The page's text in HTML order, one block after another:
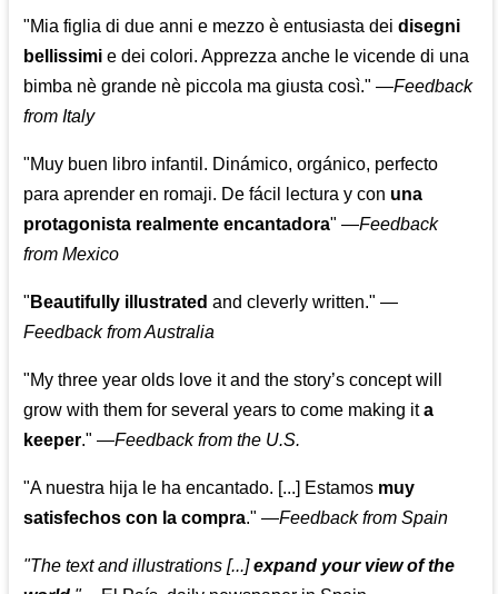
"Mia figlia di due anni e mezzo è entusiasta deidisegni
bellissimi e dei colori. Apprezza anche le vicende di una
bimba nè grande nè piccola ma giusta così." —Feedback
from Italy
"Muy buen libro infantil. Dinámico, orgánico, perfecto
para aprender en romaji. De fácil lectura y con una
protagonista realmente encantadora" —Feedback
from Mexico
" Beautifully illustrated and cleverly written." —
Feedback from Australia
"My three year olds love it and the story’s concept will
grow with them for several years to come making ita
keeper." —Feedback from the U.S.
"A nuestra hija le ha encantado. [...] Estamos muy
satisfechos con la compra." —Feedback from Spain
"The text and illustrations [...]expand your view of the